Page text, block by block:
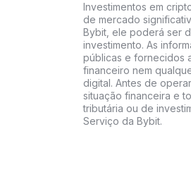
Investimentos em
de mercado
Bybit, ele poderá ser
investimento. As
públicas e fornecidos
financeiro nem
digital. Antes de
situação financeira e
tributária ou de
Serviço da Bybit.